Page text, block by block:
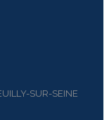
SUR-SEINE